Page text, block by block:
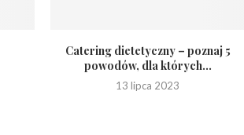
Catering dietetyczny – poznaj 5
powodów, dla których...
13 lipca 2023